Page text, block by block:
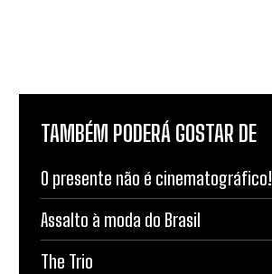
TAMBÉM PODERÁ GOSTAR DE
O presente não é cinematográfico!
Assalto à moda do Brasil
The Trio